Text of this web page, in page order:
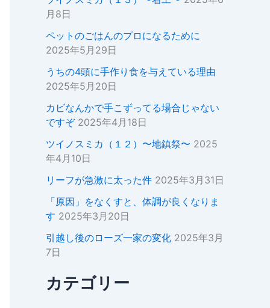
月8日
ペットのごはんのプロになるために
2025年5月29日
うちの4頭に手作り食を与えている理由
2025年5月20日
カビなんかで手こずってる場合じゃない
ですぞ 2025年4月18日
ツイノスミカ（１２）〜地鎮祭〜 2025
年4月10日
リーフが急激に太った件 2025年3月31日
「原因」をなくすと、体調が良くなりま
す 2025年3月20日
引越し後のローズ一家の変化 2025年3月
7日
カテゴリー